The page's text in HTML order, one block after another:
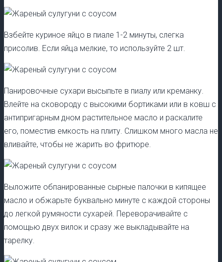
Взбейте куриное яйцо в пиале 1-2 минуты, слегка
присолив. Если яйца мелкие, то используйте 2 шт.
Панировочные сухари высыпьте в пиалу или креманку.
Влейте на сковороду с высокими бортиками или в ковш с
антипригарным дном растительное масло и раскалите
его, поместив емкость на плиту. Слишком много масла не
вливайте, чтобы не жарить во фритюре.
Выложите обпанированные сырные палочки в кипящее
масло и обжарьте буквально минуте с каждой стороны
до легкой румяности сухарей. Переворачивайте с
помощью двух вилок и сразу же выкладывайте на
тарелку.